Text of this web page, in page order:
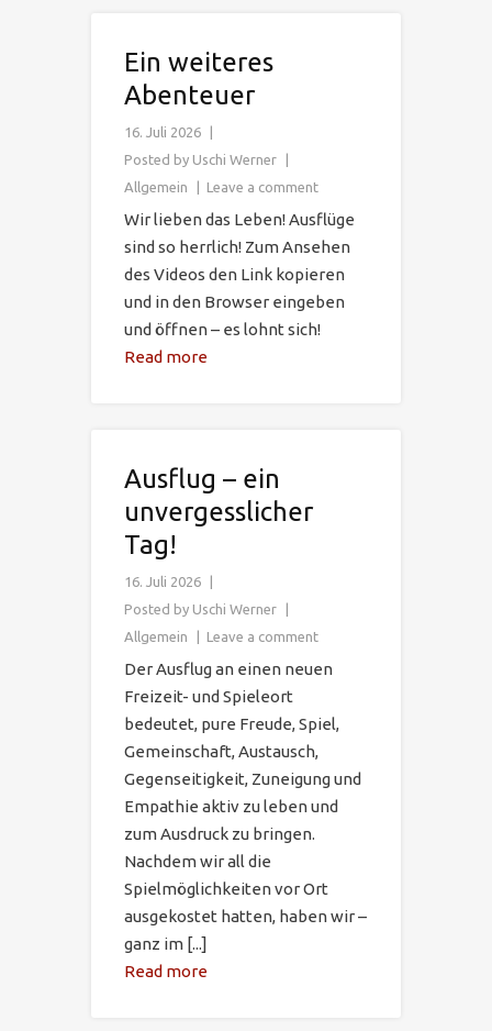
Ein weiteres
Abenteuer
16. Juli 2026
Posted by Uschi Werner
Allgemein
Leave a comment
Wir lieben das Leben! Ausflüge
sind so herrlich! Zum Ansehen
des Videos den Link kopieren
und in den Browser eingeben
und öffnen – es lohnt sich!
Read more
Ausflug – ein
unvergesslicher
Tag!
16. Juli 2026
Posted by Uschi Werner
Allgemein
Leave a comment
Der Ausflug an einen neuen
Freizeit- und Spieleort
bedeutet, pure Freude, Spiel,
Gemeinschaft, Austausch,
Gegenseitigkeit, Zuneigung und
Empathie aktiv zu leben und
zum Ausdruck zu bringen.
Nachdem wir all die
Spielmöglichkeiten vor Ort
ausgekostet hatten, haben wir –
ganz im [...]
Read more